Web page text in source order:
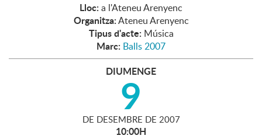
Lloc: a l'Ateneu Arenyenc
Organitza:Ateneu Arenyenc
Tipus d'acte: Música
Marc: Balls 2007
DIUMENGE
9
DE DESEMBRE DE 2007
10:00H